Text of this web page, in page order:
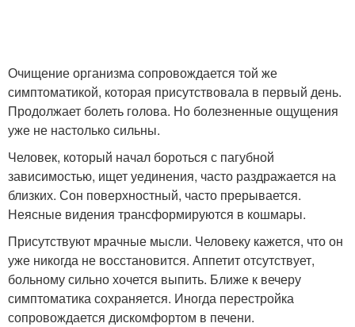
Очищение организма сопровождается той же
симптоматикой, которая присутствовала в первый день.
Продолжает болеть голова. Но болезненные ощущения
уже не настолько сильны.
Человек, который начал бороться с пагубной
зависимостью, ищет уединения, часто раздражается на
близких. Сон поверхностный, часто прерывается.
Неясные видения трансформируются в кошмары.
Присутствуют мрачные мысли. Человеку кажется, что он
уже никогда не восстановится. Аппетит отсутствует,
больному сильно хочется выпить. Ближе к вечеру
симптоматика сохраняется. Иногда перестройка
сопровождается дискомфортом в печени.